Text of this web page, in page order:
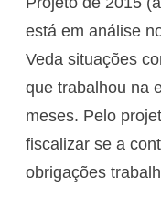
está em análise
Veda situações
que trabalhou na
meses. Pelo
fiscalizar se a
obrigações